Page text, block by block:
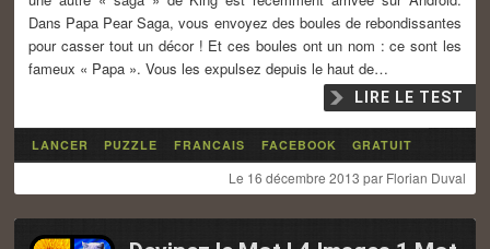
Dans Papa Pear Saga, vous envoyez des boules de rebondissantes
pour casser tout un décor ! Et ces boules ont un nom : ce sont les
fameux « Papa ». Vous les expulsez depuis le haut de…
LIRE LE TEST
LANCER PUZZLE FRANCAIS FACEBOOK GRATUIT
Le 16 décembre 2013 par Florian Duval